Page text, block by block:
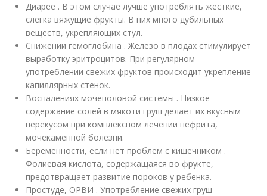
Диарее . В этом случае лучше употреблять жесткие,
слегка вяжущие фрукты. В них много дубильных
веществ, укрепляющих стул.
Снижении гемоглобина . Железо в плодах стимулирует
выработку эритроцитов. При регулярном
употреблении свежих фруктов происходит укрепление
капиллярных стенок.
Воспалениях мочеполовой системы . Низкое
содержание солей в мякоти груш делает их вкусным
перекусом при комплексном лечении нефрита,
мочекаменной болезни.
Беременности, если нет проблем с кишечником .
Фолиевая кислота, содержащаяся во фрукте,
предотвращает развитие пороков у ребенка.
Простуде, ОРВИ . Употребление свежих груш